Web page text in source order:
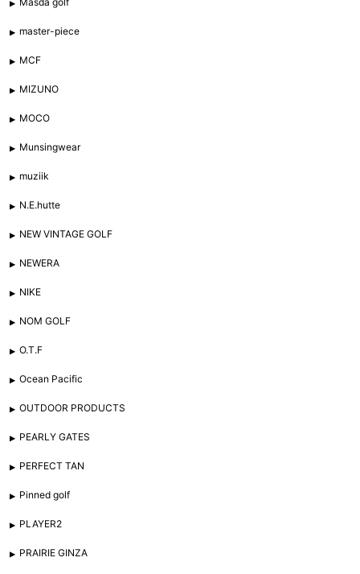
master-piece
MCF
MIZUNO
MOCO
Munsingwear
muziik
N.E.hutte
NEW VINTAGE GOLF
NEWERA
NIKE
NOM GOLF
O.T.F
Ocean Pacific
OUTDOOR PRODUCTS
PEARLY GATES
PERFECT TAN
Pinned golf
PLAYER2
PRAIRIE GINZA